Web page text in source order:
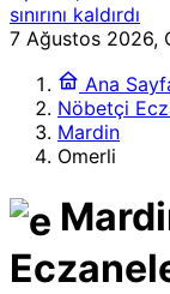
sınırını kaldırdı
18:52
ve Rezervasyon
17:34
GTA 6’nın yeni
yayınlanacak
TÜİK 2026
%92’yi aştı
23:23
Xbox, 25’inci yıl
7 Ağustos 2026,
Ana
Nöbetçi
Mardin
Omerli